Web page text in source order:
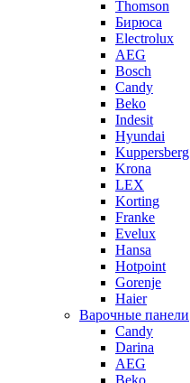
Thomson
Бирюса
Electrolux
AEG
Bosch
Candy
Beko
Indesit
Hyundai
Kuppersberg
Krona
LEX
Korting
Franke
Evelux
Hansa
Hotpoint
Gorenje
Haier
Варочные панели
Candy
Darina
AEG